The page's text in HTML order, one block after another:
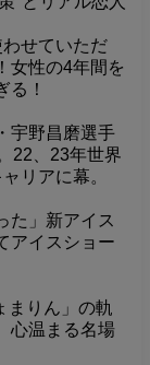
せていただ
女性の4年間を
る！
宇野昌磨選手
22、23年世界
リアに幕。
た」新アイス
アイスショー
まりん」の軌
心温まる名場